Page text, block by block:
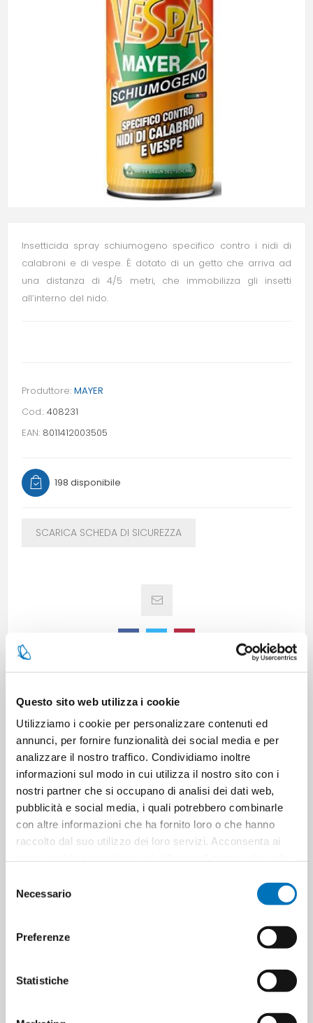
Questo sito web utilizza i cookie
Utilizziamo i cookie per personalizzare contenuti ed
annunci, per fornire funzionalità dei social media e per
analizzare il nostro traffico. Condividiamo inoltre
informazioni sul modo in cui utilizza il nostro sito con i
nostri partner che si occupano di analisi dei dati web,
pubblicità e social media, i quali potrebbero combinarle
con altre informazioni che ha fornito loro o che hanno
raccolto dal suo utilizzo dei loro servizi. Acconsenta ai
delNecessario
Preferenze
Statistiche
Insetticida spray schiumogeno specifico contro i nidi di
calabroni e di vespe. È dotato di un getto che arriva ad
una distanza di 4/5 metri, che immobilizza gli insetti
all’interno del nido.
Produttore: MAYER
Cod.: 408231
EAN: 8011412003505
198 disponibile
SCARICA SCHEDA DI SICUREZZA
CARATTERISTICHE
CONTATTACI
Pezzi per cartone
Cartoni per pallet 108